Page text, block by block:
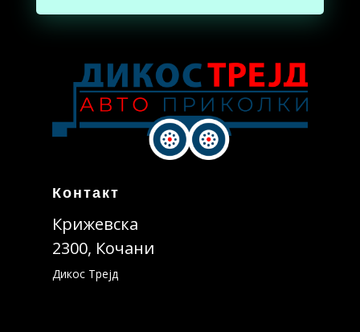
Контакт
Крижевска
2300, Кочани
Дикос Трејд